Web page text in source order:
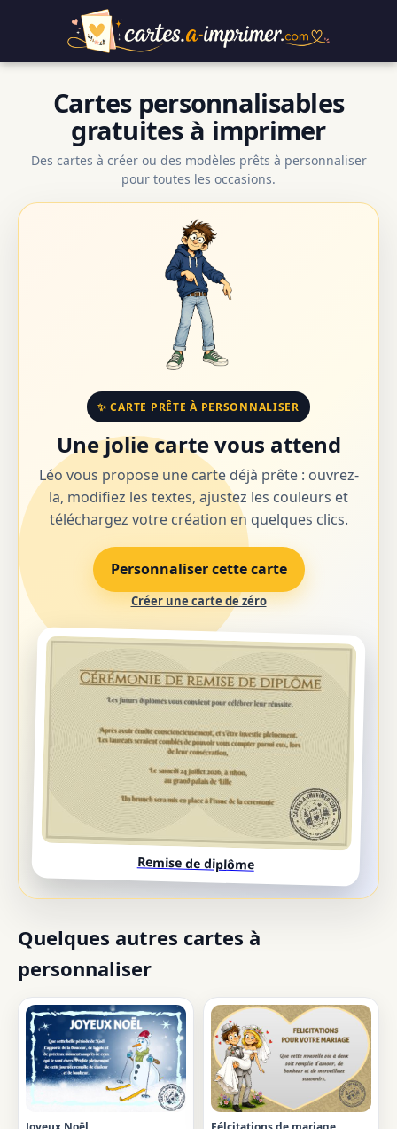
Cartes personnalisables
gratuites à imprimer
Des cartes à créer ou des modèles prêts à personnaliser
pour toutes les occasions.
✨ CARTE PRÊTE À PERSONNALISER
Une jolie carte vous attend
Léo vous propose une carte déjà prête : ouvrez-
la, modifiez les textes, ajustez les couleurs et
téléchargez votre création en quelques clics.
Personnaliser cette carte
Créer une carte de zéro
Remise de diplôme
Quelques autres cartes à
personnaliser